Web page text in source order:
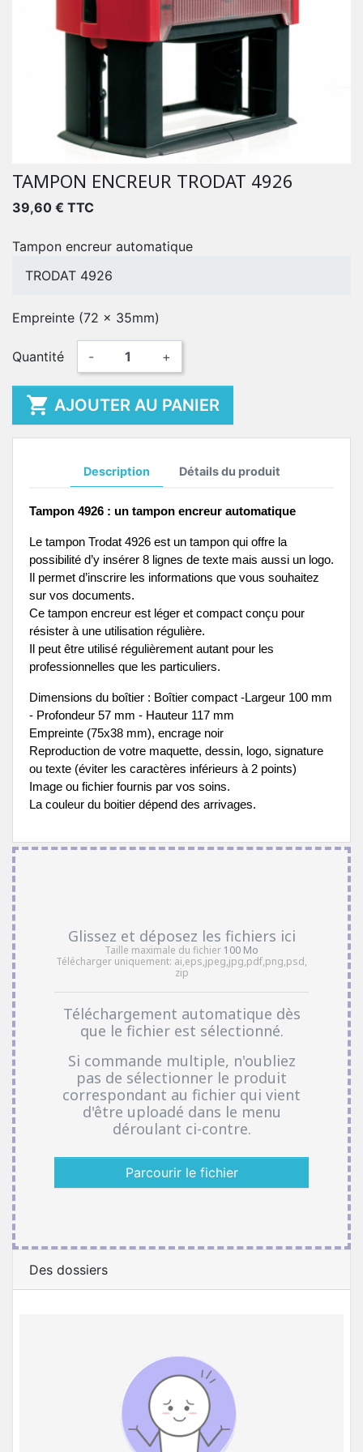
TAMPON ENCREUR TRODAT 4926
39,60 € TTC
Tampon encreur automatique
TRODAT 4926
Empreinte (72 x 35mm)
Quantité - +
 AJOUTER AU PANIER
Description Détails du produit
Tampon 4926 : un tampon encreur automatique
Le tampon Trodat 4926 est un tampon qui offre la
possibilité d’y insérer 8 lignes de texte mais aussi un logo.
Il permet d’inscrire les informations que vous souhaitez
sur vos documents.
Ce tampon encreur est léger et compact conçu pour
résister à une utilisation régulière.
Il peut être utilisé régulièrement autant pour les
professionnelles que les particuliers.
Dimensions du boîtier : Boîtier compact -Largeur 100 mm
- Profondeur 57 mm - Hauteur 117 mm
Empreinte (75x38 mm), encrage noir
Reproduction de votre maquette, dessin, logo, signature
ou texte (éviter les caractères inférieurs à 2 points)
Image ou fichier fournis par vos soins.
La couleur du boitier dépend des arrivages.
Glissez et déposez les fichiers ici
Taille maximale du fichier 100 Mo
Télécharger uniquement: ai,eps,jpeg,jpg,pdf,png,psd,
zip
Téléchargement automatique dès
que le fichier est sélectionné.
Si commande multiple, n'oubliez
pas de sélectionner le produit
correspondant au fichier qui vient
d'être uploadé dans le menu
déroulant ci-contre.
Parcourir le fichier
Des dossiers